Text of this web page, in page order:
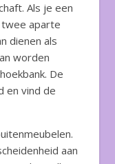
Als je een
aparte
dienen als
worden
De
en vind de
aan